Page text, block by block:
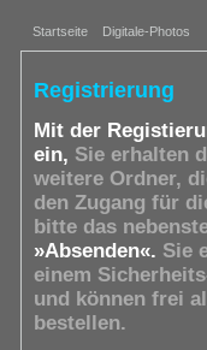
Startseite Digitale-Photos
Registrierung
Mit der
ein, Sie erhalten
weitere Ordner,
den Zugang für
bitte das
»Absenden«. Sie
einem
und können frei
bestellen.